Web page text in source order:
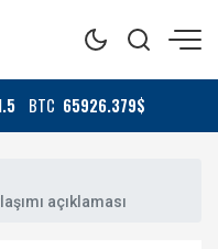
BTC 65926.379$
açıklaması